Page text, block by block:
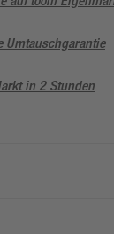
Umtauschgarantie
in 2 Stunden